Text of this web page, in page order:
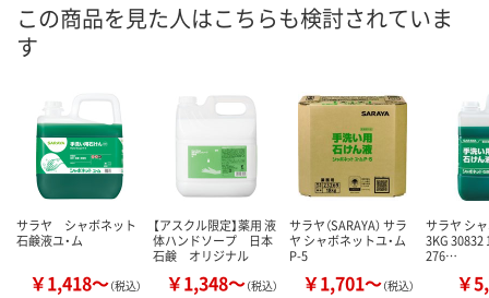
カゴへ カゴへ カ
この商品を見た人はこちらも検討されていま
す
サラヤ シャボネット
石鹸液ユ・ム
￥1,418～（税込）
【アスクル限定】薬用 液
体ハンドソープ 日本
石鹸 オリジナル
￥1,348～（税込）
サラヤ（SARAYA） サラ
ヤ シャボネットユ・ム
P-5
￥1,701～（税込）
サラヤ シ
3KG 30832
276…
￥